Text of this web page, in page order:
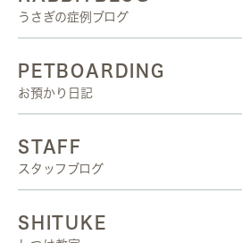
うさぎの症例ブログ
PETBOARDING
お預かり日記
STAFF
スタッフブログ
SHITUKE